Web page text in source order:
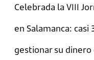
Celebrada la VIII
en Salamanca:
gestionar su